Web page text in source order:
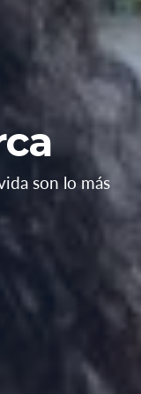
son lo más